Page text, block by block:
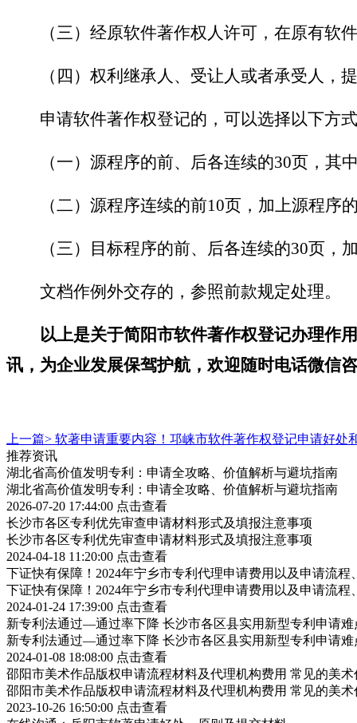
（三）经原软件著作权人许可，在原有软件
（四）权利继承人、受让人或者承受人，提
申请软件著作权登记的，可以选择以下方式
（一）源程序的前、后各连续的30页，其
（二）源程序连续的前10页，加上源程序
（三）目标程序的前、后各连续的30页，
文档作例外交存的，参照前款规定处理。
以上是关于简阳市软件著作权登记办理作
讯，为企业发展保驾护航，欢迎随时电话微信
上一篇> 软著申请重要内容！邛崃市软件著作权登记申请好处
推荐资讯
湖北省高价值发明专利：申请全攻略、价值解析与避坑指南
湖北省高价值发明专利：申请全攻略、价值解析与避坑指南
2026-07-20 17:44:00 点击查看
长沙市各区专利优先审查申请材料形式及填报注意事项
长沙市各区专利优先审查申请材料形式及填报注意事项
2024-04-18 11:20:00 点击查看
下证快有保障！2024年宁乡市专利代理申请费用以及申请流程
下证快有保障！2024年宁乡市专利代理申请费用以及申请流程
2024-01-24 17:39:00 点击查看
新专利法通过—通过率下降 长沙市各区县实用新型专利申请
新专利法通过—通过率下降 长沙市各区县实用新型专利申请
2024-01-08 18:08:00 点击查看
邵阳市美术作品版权申请流程材料及代理机构费用 常见的美
邵阳市美术作品版权申请流程材料及代理机构费用 常见的美
2023-10-26 16:50:00 点击查看